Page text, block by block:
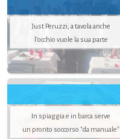
Just Peruzzi, a tavola anche
l’occhio vuole la sua parte
In spiaggia e in barca serve
un pronto soccorso "da manuale"